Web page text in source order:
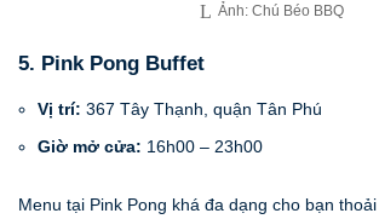
Ảnh: Chú Béo BBQ
5. Pink Pong Buffet
Vị trí: 367 Tây Thạnh, quận Tân Phú
Giờ mở cửa: 16h00 – 23h00
Menu tại Pink Pong khá đa dạng cho bạn